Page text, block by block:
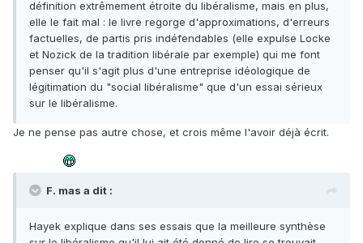
définition extrêmement étroite du libéralisme, mais en plus,
elle le fait mal : le livre regorge d'approximations, d'erreurs
factuelles, de partis pris indéfendables (elle expulse Locke
et Nozick de la tradition libérale par exemple) qui me font
penser qu'il s'agit plus d'une entreprise idéologique de
légitimation du "social libéralisme" que d'un essai sérieux
sur le libéralisme.
Je ne pense pas autre chose, et crois même l'avoir déjà écrit.
F. mas a dit :
Hayek explique dans ses essais que la meilleure synthèse